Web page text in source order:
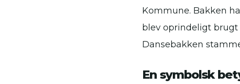
Kommune. Bakken
blev oprindeligt brugt
Dansebakken
En symbolsk